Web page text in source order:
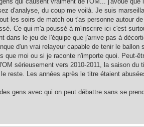
d'analyse, du coup me voilà. Je suis
les soirs de match ou t'as personne autour
Ce qui m'a poussé à m'inscrire ici c'est
dans le jeu de l'équipe que j'arrive pas à
d'un vrai relayeur capable de tenir le
que moi ou si je raconte n'importe quoi. Peut-
sérieusement vers 2010-2011, la saison du
reste. Les années après le titre étaient
gens avec qui on peut débattre sans se